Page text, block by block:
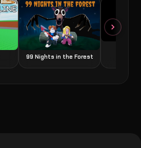
99 Nights in the Forest